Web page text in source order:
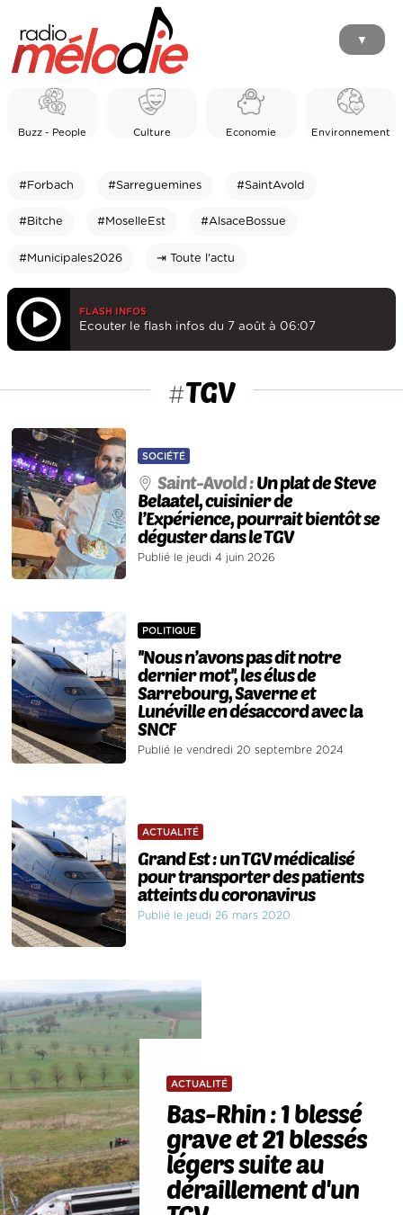
▼
Buzz - People Culture Economie Environnement
#Forbach #Sarreguemines #SaintAvold
#Bitche #MoselleEst #AlsaceBossue
#Municipales2026 ⇥ Toute l'actu
FLASH INFOS
Ecouter le flash infos du 7 août à 06:07
#TGV
SOCIÉTÉ
Saint-Avold :Un plat de Steve
Belaatel, cuisinier de
l’Expérience, pourrait bientôt se
déguster dans le TGV
Publié le jeudi 4 juin 2026
POLITIQUE
''Nous n’avons pas dit notre
dernier mot'', les élus de
Sarrebourg, Saverne et
Lunéville en désaccord avec la
SNCF
Publié le vendredi 20 septembre 2024
ACTUALITÉ
Grand Est : un TGV médicalisé
pour transporter des patients
atteints du coronavirus
Publié le jeudi 26 mars 2020
ACTUALITÉ
Bas-Rhin : 1 blessé
grave et 21 blessés
légers suite au
déraillement d'un